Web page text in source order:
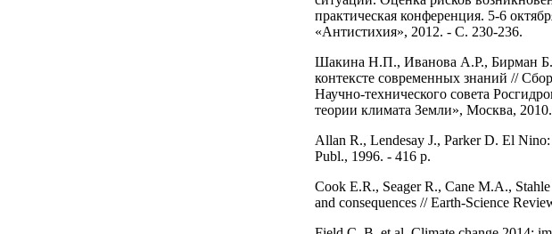
практическая конференция. 5-6
«Антистихия», 2012. - С. 230-236.
Шакина Н.П., Иванова А.Р., Бирман
контексте современных знаний //
Научно-технического совета
теории климата Земли», Москва,
Allan R., Lendesay J., Parker D. El
Publ., 1996. - 416 p.
Cook E.R., Seager R., Cane M.A.,
and consequences // Earth-Science